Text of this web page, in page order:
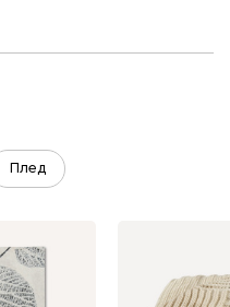
Плед